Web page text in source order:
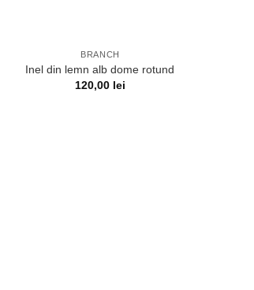
BRANCH
Inel din lemn alb dome rotund
120,00 lei